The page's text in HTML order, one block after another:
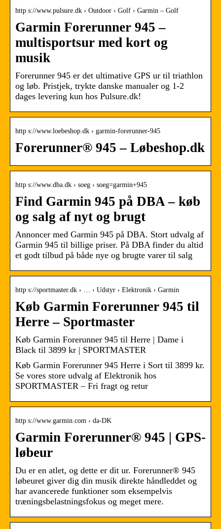
http s://www.pulsure.dk › Outdoor › Golf › Garmin – Golf
Garmin Forerunner 945 –
multisportsur med kort og
musik
Forerunner 945 er det ultimative GPS ur til triathlon
og løb. Pristjek, trykte danske manualer og 1-2
dages levering kun hos Pulsure.dk!
http s://www.loebeshop.dk › garmin-forerunner-945
Forerunner® 945 – Løbeshop.dk
http s://www.dba.dk › soeg › soeg=garmin+945
Find Garmin 945 på DBA – køb
og salg af nyt og brugt
Annoncer med Garmin 945 på DBA. Stort udvalg af
Garmin 945 til billige priser. På DBA finder du altid
et godt tilbud på både nye og brugte varer til salg
http s://sportmaster.dk › … › Udstyr › Elektronik › Garmin
Køb Garmin Forerunner 945 til
Herre – Sportmaster
Køb Garmin Forerunner 945 til Herre | Dame i
Black til 3899 kr | SPORTMASTER
Køb Garmin Forerunner 945 Herre i Sort til 3899 kr.
Se vores store udvalg af Elektronik hos
SPORTMASTER – Fri fragt og retur
http s://www.garmin.com › da-DK
Garmin Forerunner® 945 | GPS-
løbeur
Du er en atlet, og dette er dit ur. Forerunner® 945
løbeuret giver dig din musik direkte håndleddet og
har avancerede funktioner som eksempelvis
træningsbelastningsfokus og meget mere.